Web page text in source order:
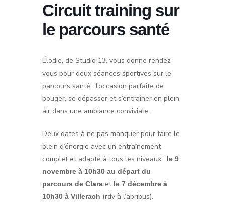
Circuit training sur
le parcours santé
Élodie, de Studio 13, vous donne rendez-
vous pour deux séances sportives sur le
parcours santé : l’occasion parfaite de
bouger, se dépasser et s’entraîner en plein
air dans une ambiance conviviale.
Deux dates à ne pas manquer pour faire le
plein d’énergie avec un entraînement
complet et adapté à tous les niveaux : le 9
novembre à 10h30 au départ du
parcours de Clara et le 7 décembre à
10h30 à Villerach (rdv à l’abribus).